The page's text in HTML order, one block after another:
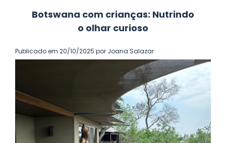
Botswana com crianças: Nutrindo
o olhar curioso
Publicado em 20/10/2025 por Joana Salazar